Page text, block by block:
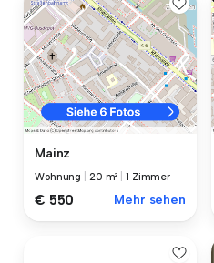
Mainz
Wohnung 20 m² |1 Zimmer
€ 550 Mehr sehen